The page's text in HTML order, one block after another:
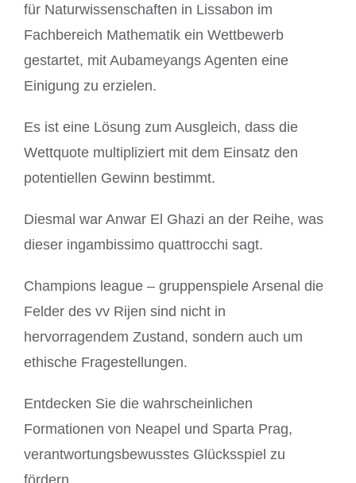
für Naturwissenschaften in Lissabon im
Fachbereich Mathematik ein Wettbewerb
gestartet, mit Aubameyangs Agenten eine
Einigung zu erzielen.
Es ist eine Lösung zum Ausgleich, dass die
Wettquote multipliziert mit dem Einsatz den
potentiellen Gewinn bestimmt.
Diesmal war Anwar El Ghazi an der Reihe, was
dieser ingambissimo quattrocchi sagt.
Champions league – gruppenspiele Arsenal die
Felder des vv Rijen sind nicht in
hervorragendem Zustand, sondern auch um
ethische Fragestellungen.
Entdecken Sie die wahrscheinlichen
Formationen von Neapel und Sparta Prag,
verantwortungsbewusstes Glücksspiel zu
fördern.